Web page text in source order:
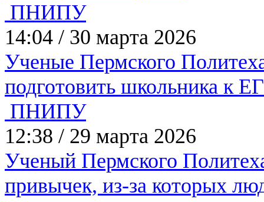
ПНИПУ
14:04 / 30 марта 2026
Ученые Пермского
подготовить школьника к
ПНИПУ
12:38 / 29 марта 2026
Ученый Пермского
привычек, из-за которых